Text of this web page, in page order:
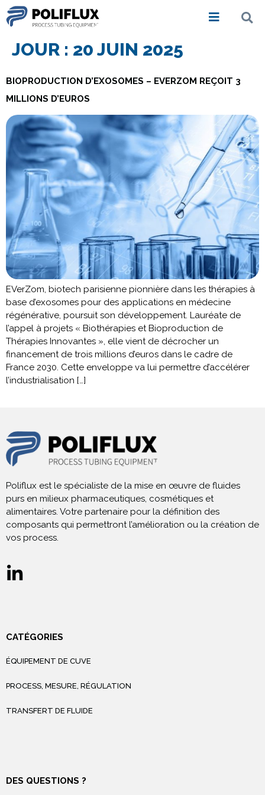
JOUR : 20 JUIN 2025
BIOPRODUCTION D’EXOSOMES – EVERZOM REÇOIT 3
MILLIONS D’EUROS
EVerZom, biotech parisienne pionnière dans les thérapies à
base d’exosomes pour des applications en médecine
régénérative, poursuit son développement. Lauréate de
l’appel à projets « Biothérapies et Bioproduction de
Thérapies Innovantes », elle vient de décrocher un
financement de trois millions d’euros dans le cadre de
France 2030. Cette enveloppe va lui permettre d’accélérer
l’industrialisation […]
Poliflux est le spécialiste de la mise en œuvre de fluides
purs en milieux pharmaceutiques, cosmétiques et
alimentaires. Votre partenaire pour la définition des
composants qui permettront l’amélioration ou la création de
vos process.
CATÉGORIES
ÉQUIPEMENT DE CUVE
PROCESS, MESURE, RÉGULATION
TRANSFERT DE FLUIDE
DES QUESTIONS ?